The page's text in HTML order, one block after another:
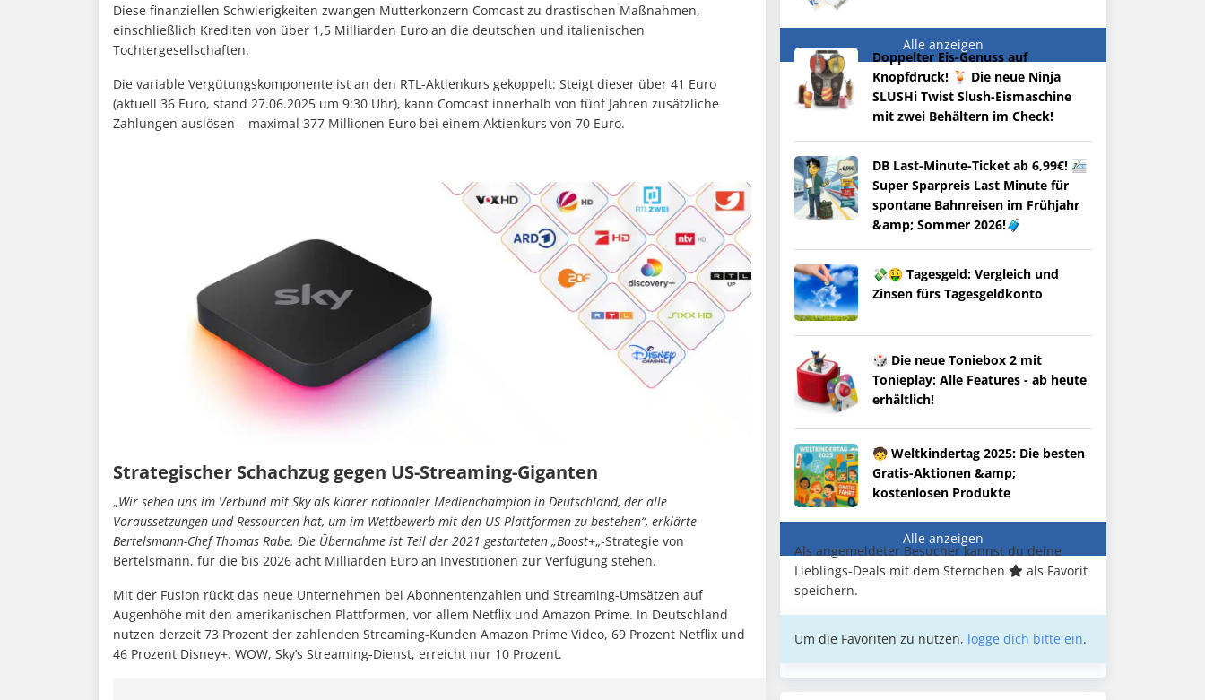
Diese finanziellen Schwierigkeiten zwangen Mutterkonzern Comcast zu drastischen Maßnahmen,
einschließlich Krediten von über 1,5 Milliarden Euro an die deutschen und italienischen
Tochtergesellschaften.
Die variable Vergütungskomponente ist an den RTL-Aktienkurs gekoppelt: Steigt dieser über 41 Euro
(aktuell 36 Euro, stand 27.06.2025 um 9:30 Uhr), kann Comcast innerhalb von fünf Jahren zusätzliche
Zahlungen auslösen – maximal 377 Millionen Euro bei einem Aktienkurs von 70 Euro.
Strategischer Schachzug gegen US-Streaming-Giganten
„Wir sehen uns im Verbund mit Sky als klarer nationaler Medienchampion in Deutschland, der alle
Voraussetzungen und Ressourcen hat, um im Wettbewerb mit den US-Plattformen zu bestehen“, erklärte
Bertelsmann-Chef Thomas Rabe. Die Übernahme ist Teil der 2021 gestarteten „Boost+„-Strategie von
Bertelsmann, für die bis 2026 acht Milliarden Euro an Investitionen zur Verfügung stehen.
Mit der Fusion rückt das neue Unternehmen bei Abonnentenzahlen und Streaming-Umsätzen auf
Augenhöhe mit den amerikanischen Plattformen, vor allem Netflix und Amazon Prime. In Deutschland
nutzen derzeit 73 Prozent der zahlenden Streaming-Kunden Amazon Prime Video, 69 Prozent Netflix und
46 Prozent Disney+. WOW, Sky’s Streaming-Dienst, erreicht nur 10 Prozent.
Alle anzeigen
Doppelter Eis-Genuss auf
Knopfdruck! 🍹 Die neue Ninja
SLUSHi Twist Slush-Eismaschine
mit zwei Behältern im Check!
DB Last-Minute-Ticket ab 6,99€! 🚈
Super Sparpreis Last Minute für
spontane Bahnreisen im Frühjahr
&amp; Sommer 2026!🧳
💸🤑 Tagesgeld: Vergleich und
Zinsen fürs Tagesgeldkonto
🎲 Die neue Toniebox 2 mit
Tonieplay: Alle Features - ab heute
erhältlich!
🧒 Weltkindertag 2025: Die besten
Gratis-Aktionen &amp;
kostenlosen Produkte
Alle anzeigen
Als angemeldeter Besucher kannst du deine
Lieblings-Deals mit dem Sternchen
als Favorit
speichern.
Um die Favoriten zu nutzen, logge dich bitte ein.